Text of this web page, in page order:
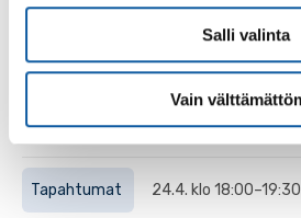
Salli valinta
Vain
Tapahtumat 22.9. klo 13:00–15:00
Muistiyhdistyksen
Muistiviikolla Varsinais-Suomen
Tapahtumat 24.4. klo 18:00–19:30